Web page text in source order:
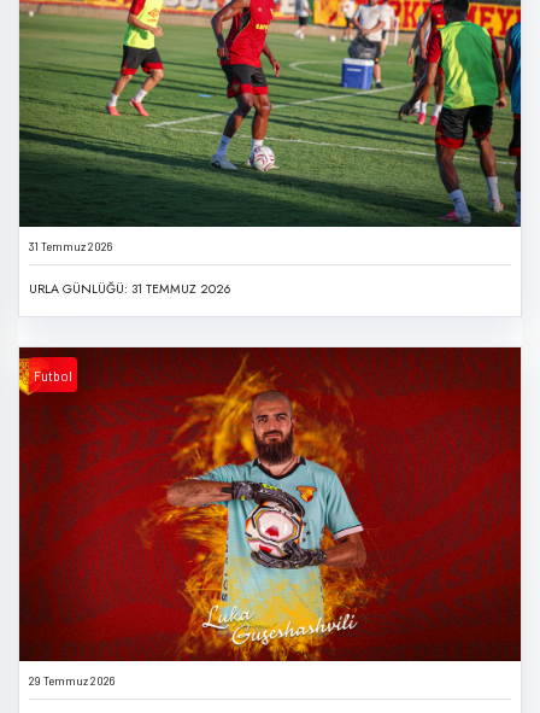
31 Temmuz 2026
URLA GÜNLÜĞÜ: 31 TEMMUZ 2026
Futbol
29 Temmuz 2026